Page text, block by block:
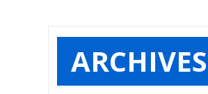
ARCHIVES